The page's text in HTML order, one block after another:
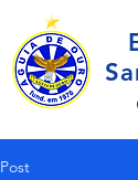
Post